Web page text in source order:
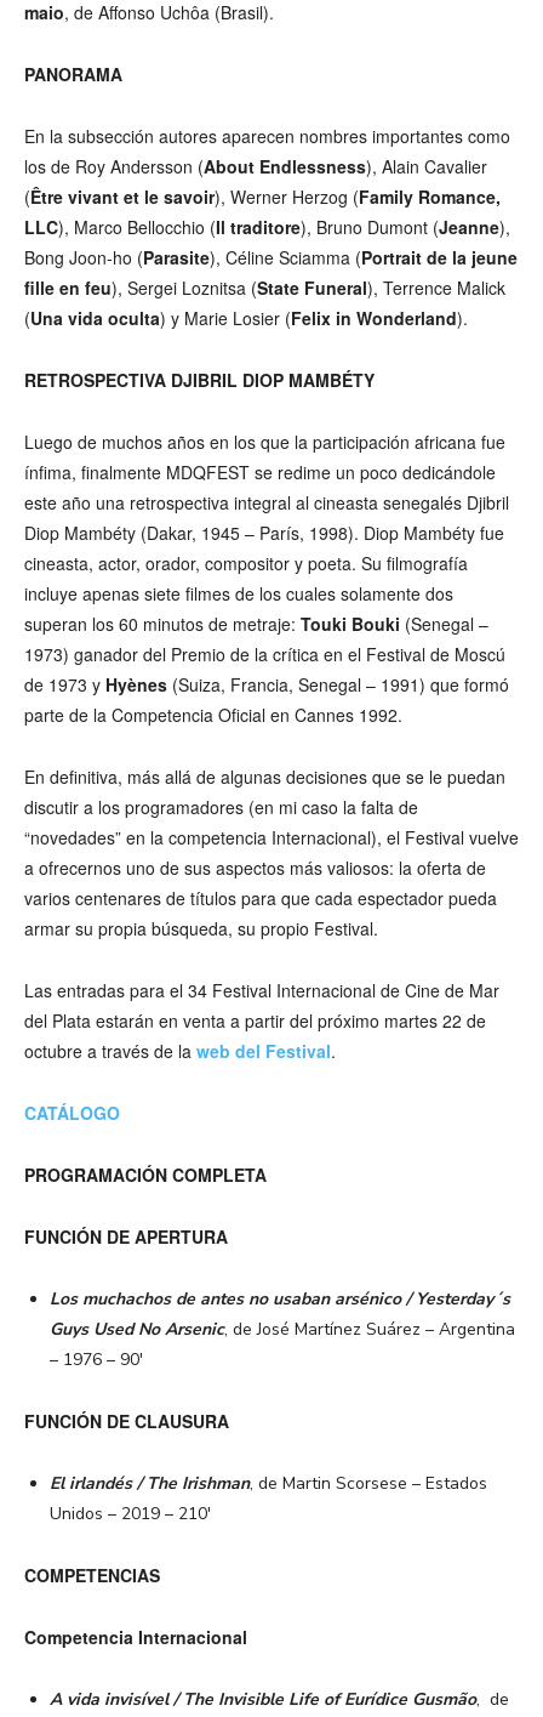
maio, de Affonso Uchôa (Brasil).
PANORAMA
En la subsección autores aparecen nombres importantes como
los de Roy Andersson (About Endlessness), Alain Cavalier
(Être vivant et le savoir), Werner Herzog (Family Romance,
LLC), Marco Bellocchio (Il traditore), Bruno Dumont (Jeanne),
Bong Joon-ho (Parasite), Céline Sciamma (Portrait de la jeune
fille en feu), Sergei Loznitsa (State Funeral), Terrence Malick
(Una vida oculta) y Marie Losier (Felix in Wonderland).
RETROSPECTIVA DJIBRIL DIOP MAMBÉTY
Luego de muchos años en los que la participación africana fue
ínfima, finalmente MDQFEST se redime un poco dedicándole
este año una retrospectiva integral al cineasta senegalés Djibril
Diop Mambéty (Dakar, 1945 – París, 1998). Diop Mambéty fue
cineasta, actor, orador, compositor y poeta. Su filmografía
incluye apenas siete filmes de los cuales solamente dos
superan los 60 minutos de metraje: Touki Bouki (Senegal –
1973) ganador del Premio de la crítica en el Festival de Moscú
de 1973 y Hyènes (Suiza, Francia, Senegal – 1991) que formó
parte de la Competencia Oficial en Cannes 1992.
En definitiva, más allá de algunas decisiones que se le puedan
discutir a los programadores (en mi caso la falta de
“novedades” en la competencia Internacional), el Festival vuelve
a ofrecernos uno de sus aspectos más valiosos: la oferta de
varios centenares de títulos para que cada espectador pueda
armar su propia búsqueda, su propio Festival.
Las entradas para el 34 Festival Internacional de Cine de Mar
del Plata estarán en venta a partir del próximo martes 22 de
octubre a través de la web del Festival.
CATÁLOGO
PROGRAMACIÓN COMPLETA
FUNCIÓN DE APERTURA
Los muchachos de antes no usaban arsénico / Yesterday´s
Guys Used No Arsenic, de José Martínez Suárez – Argentina
– 1976 – 90′
FUNCIÓN DE CLAUSURA
El irlandés / The Irishman, de Martin Scorsese – Estados
Unidos – 2019 – 210′
COMPETENCIAS
Competencia Internacional
A vida invisível / The Invisible Life of Eurídice Gusmão, de